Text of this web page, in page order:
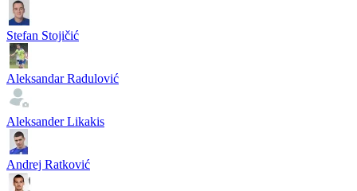
Stefan Stojičić
Aleksandar Radulović
Aleksander Likakis
Andrej Ratković